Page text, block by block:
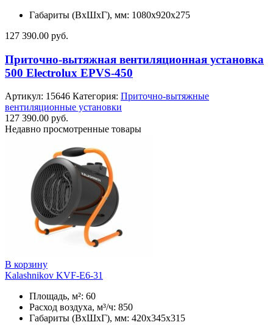
Габариты (ВхШхГ), мм: 1080х920х275
127 390.00 руб.
Приточно-вытяжная вентиляционная установка
500 Electrolux EPVS-450
Артикул: 15646 Категория: Приточно-вытяжные
вентиляционные установки
127 390.00 руб.
Недавно просмотренные товары
В корзину
Kalashnikov KVF-E6-31
Площадь, м²: 60
Расход воздуха, м³/ч: 850
Габариты (ВхШхГ), мм: 420x345x315